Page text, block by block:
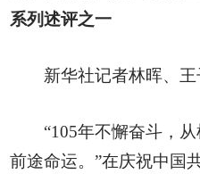
系列述评之一
新华社记者林晖、
“105年不懈奋斗，
前途命运。”在庆祝中国